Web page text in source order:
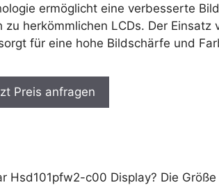
ermöglicht eine verbesserte
herkömmlichen LCDs. Der Einsatz
für eine hohe Bildschärfe und
Preis anfragen
Hsd101pfw2-c00 Display? Die